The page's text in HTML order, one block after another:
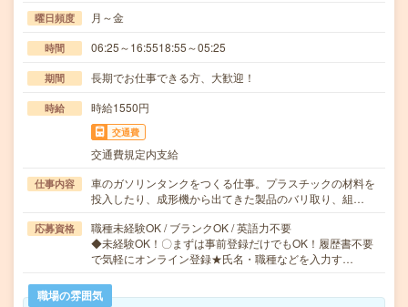
曜日頻度 月～金
時間 06:25～16:5518:55～05:25
期間 長期でお仕事できる方、大歓迎！
時給 時給1550円
交通費
交通費規定内支給
仕事内容
車のガソリンタンクをつくる仕事。プラスチックの材料を
投入したり、成形機から出てきた製品のバリ取り、組…
応募資格
職種未経験OK / ブランクOK / 英語力不要
◆未経験OK！〇まずは事前登録だけでもOK！履歴書不要
で気軽にオンライン登録★氏名・職種などを入力す…
職場の雰囲気